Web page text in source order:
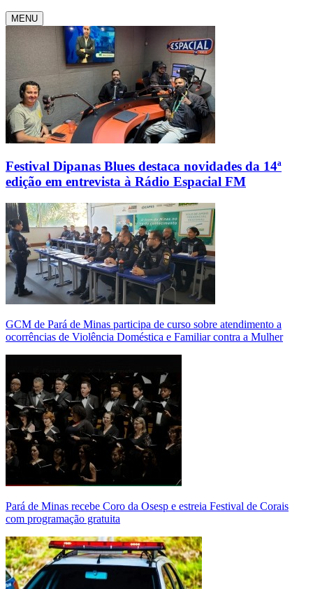
MENU
Festival Dipanas Blues destaca novidades da 14ª
edição em entrevista à Rádio Espacial FM
GCM de Pará de Minas participa de curso sobre atendimento a
ocorrências de Violência Doméstica e Familiar contra a Mulher
Pará de Minas recebe Coro da Osesp e estreia Festival de Corais
com programação gratuita